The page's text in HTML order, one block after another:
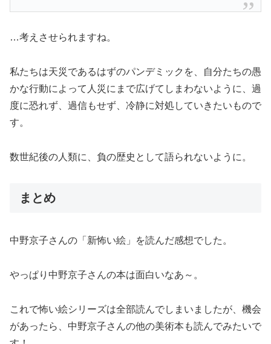
…考えさせられますね。
私たちは天災であるはずのパンデミックを、自分たちの愚
かな行動によって人災にまで広げてしまわないように、過
度に恐れず、過信もせず、冷静に対処していきたいもので
す。
数世紀後の人類に、負の歴史として語られないように。
まとめ
中野京子さんの「新怖い絵」を読んだ感想でした。
やっぱり中野京子さんの本は面白いなあ～。
これで怖い絵シリーズは全部読んでしまいましたが、機会
があったら、中野京子さんの他の美術本も読んでみたいで